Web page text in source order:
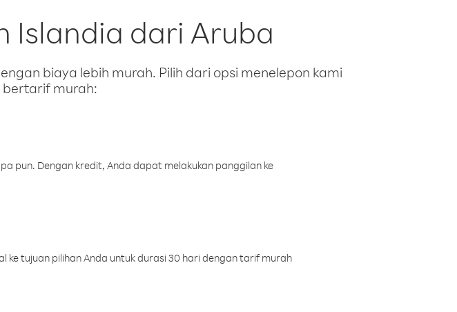
Islandia dari Aruba
biaya lebih murah. Pilih dari opsi menelepon kami
bertarif murah:
pun. Dengan kredit, Anda dapat melakukan panggilan ke
ke tujuan pilihan Anda untuk durasi 30 hari dengan tarif murah